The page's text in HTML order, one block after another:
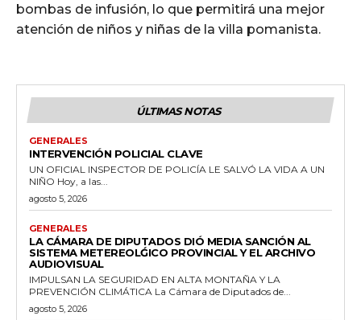
bombas de infusión, lo que permitirá una mejor
atención de niños y niñas de la villa pomanista.
ÚLTIMAS NOTAS
GENERALES
INTERVENCIÓN POLICIAL CLAVE
UN OFICIAL INSPECTOR DE POLICÍA LE SALVÓ LA VIDA A UN
NIÑO Hoy, a las...
agosto 5, 2026
GENERALES
LA CÁMARA DE DIPUTADOS DIÓ MEDIA SANCIÓN AL
SISTEMA METEREOLǴICO PROVINCIAL Y EL ARCHIVO
AUDIOVISUAL
IMPULSAN LA SEGURIDAD EN ALTA MONTAÑA Y LA
PREVENCIÓN CLIMÁTICA La Cámara de Diputados de...
agosto 5, 2026